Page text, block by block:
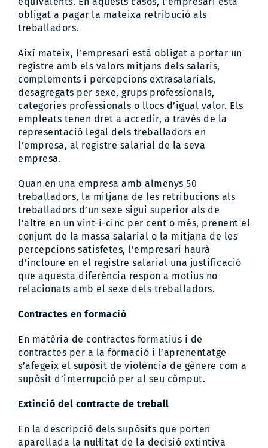
obligat a pagar la mateixa retribució als
treballadors.
Així mateix, l’empresari està obligat a portar un
registre amb els valors mitjans dels salaris,
complements i percepcions extrasalarials,
desagregats per sexe, grups professionals,
categories professionals o llocs d’igual valor. Els
empleats tenen dret a accedir, a través de la
representació legal dels treballadors en
l’empresa, al registre salarial de la seva
empresa.
Quan en una empresa amb almenys 50
treballadors, la mitjana de les retribucions als
treballadors d’un sexe sigui superior als de
l’altre en un vint-i-cinc per cent o més, prenent el
conjunt de la massa salarial o la mitjana de les
percepcions satisfetes, l’empresari haurà
d’incloure en el registre salarial una justificació
que aquesta diferència respon a motius no
relacionats amb el sexe dels treballadors.
Contractes en formació
En matèria de contractes formatius i de
contractes per a la formació i l’aprenentatge
s’afegeix el supòsit de violència de gènere com a
supòsit d’interrupció per al seu còmput.
Extinció del contracte de treball
En la descripció dels supòsits que porten
aparellada la nul·litat de la decisió extintiva